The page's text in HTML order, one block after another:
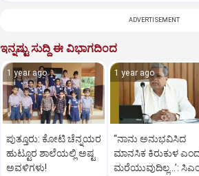
ADVERTISEMENT
ಇನ್ನಷ್ಟು ಸುದ್ದಿ ಈ ವಿಭಾಗದಿಂದ
1 year ago
ಪುತ್ತೂರು: ಕೋಟಿ ಚೆನ್ನಯರ
ಹುಟ್ಟೂರ ಶಾಲೆಯಲ್ಲಿ ಅಷ್ಟ
ಅವಳಿಗಳು!
1 year ago
“ನಾನು ಅನುಭವಿಸಿದ
ಮಾನಸಿಕ ಕಿರುಕುಳ
ಮರೆಯುವುದಿಲ್ಲ…’: